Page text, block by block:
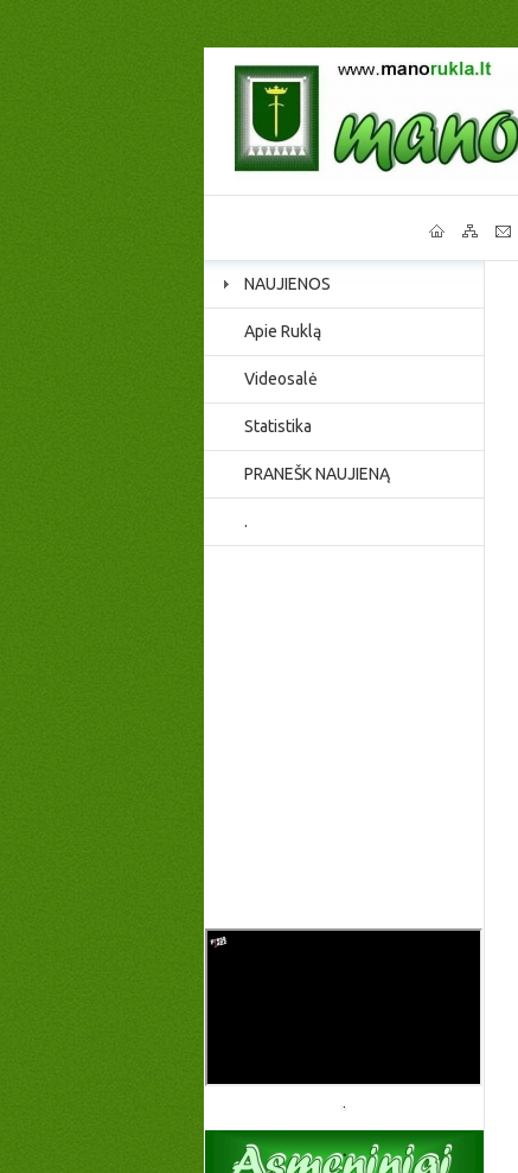
NAUJIENOS
Apie Ruklą
Videosalė
Statistika
PRANEŠK NAUJIENĄ
.